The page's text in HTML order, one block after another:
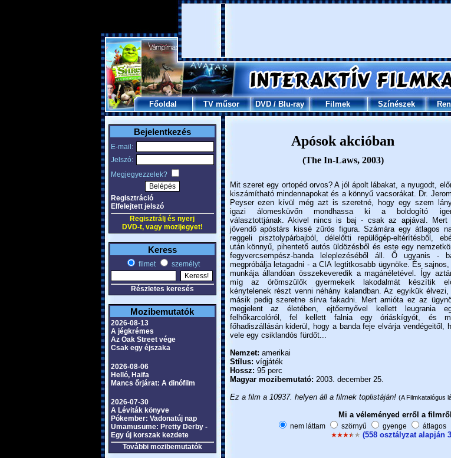
Főoldal TV műsor DVD/Blu-ray Filmek Színészek
Bejelentkezés
E-mail:
Jelszó:
Megjegyezzelek?
Regisztráció
Elfelejtett jelszó
Regisztrálj és nyerj
DVD-t, vagy mozijegyet!
Keress
filmet személyt
Részletes keresés
Mozibemutatók
2026-08-13
A jégkrémes
Az Oak Street vége
Csak egy éjszaka
2026-08-06
Helló, Haifa
Mancs őrjárat: A dinófilm
2026-07-30
A Léviták könyve
Pókember: Vadonatúj nap
Umamusume: Pretty Derby -
Egy új korszak kezdete
További mozibemutatók
Apósok akcióban
(The In-Laws, 2003)
Mit szeret egy ortopéd orvos? A jól ápolt lábakat, a nyugodt,
kiszámítható mindennapokat és a könnyű vacsorákat. Dr.
Peyser ezen kívül még azt is szeretné, hogy egy szem
igazi álomesküvőn mondhassa ki a boldogító
választottjának. Akivel nincs is baj - csak az apjával. Mert
jövendő apóstárs kissé zűrös figura. Számára egy átlagos
reggeli pisztolypárbajból, délelőtti repülőgép-eltérítésből,
után könnyű, pihentető autós üldözésből és este egy
fegyvercsempész-banda leleplezéséből áll. Ő ugyanis -
megpróbálja letagadni - a CIA legtitkosabb ügynöke. És sajnos,
munkája állandóan összekeveredik a magánéletével. Így
míg az örömszülők gyermekeik lakodalmát készítik
kénytelenek részt venni néhány kalandban. Az egyikük élvezi,
másik pedig szeretne sírva fakadni. Mert amióta ez az
megjelent az életében, ejtőernyővel kellett leugrania
felhőkarcolóról, fel kellett falnia egy óriáskígyót, és
főhadiszállásán kiderül, hogy a banda feje elvárja vendégeitől,
vele egy csiklandós fürdőt...
Nemzet: amerikai
Stílus: vígjáték
Hossz: 95 perc
Magyar mozibemutató: 2003. december 25.
Ez a film a 10937. helyen áll a filmek toplistáján! (A Filmkatalógus
Mi a véleményed erről a
nem láttam szörnyű gyenge átlagos
(558 osztályzat alapján